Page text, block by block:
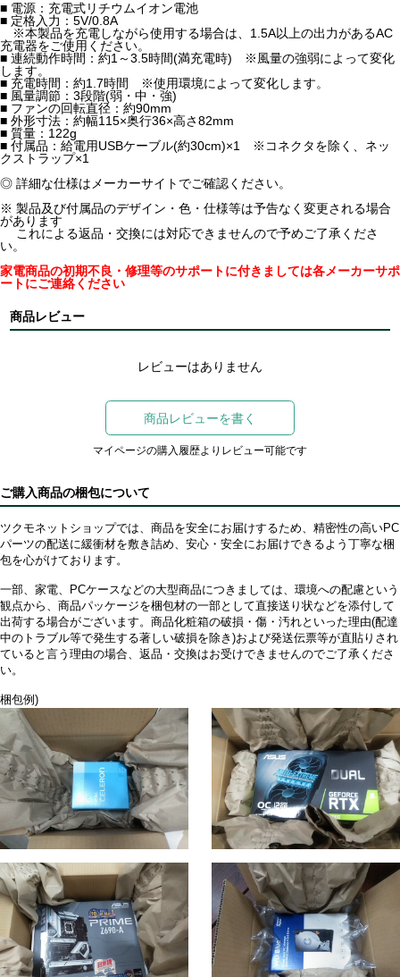
■ 電源：充電式リチウムイオン電池
■ 定格入力：5V/0.8A
※本製品を充電しながら使用する場合は、1.5A以上の出力があるAC
充電器をご使用ください。
■ 連続動作時間：約1～3.5時間(満充電時) ※風量の強弱によって変化
します。
■ 充電時間：約1.7時間 ※使用環境によって変化します。
■ 風量調節：3段階(弱・中・強)
■ ファンの回転直径：約90mm
■ 外形寸法：約幅115×奥行36×高さ82mm
■ 質量：122g
■ 付属品：給電用USBケーブル(約30cm)×1 ※コネクタを除く、ネッ
クストラップ×1
◎ 詳細な仕様はメーカーサイトでご確認ください。
※ 製品及び付属品のデザイン・色・仕様等は予告なく変更される場合
があります
これによる返品・交換には対応できませんので予めご了承くださ
い。
家電商品の初期不良・修理等のサポートに付きましては各メーカーサポ
ートにご連絡ください
商品レビュー
レビューはありません
商品レビューを書く
マイページの購入履歴よりレビュー可能です
ご購入商品の梱包について
ツクモネットショップでは、商品を安全にお届けするため、精密性の高いPC
パーツの配送に緩衝材を敷き詰め、安心・安全にお届けできるよう丁寧な梱
包を心がけております。
一部、家電、PCケースなどの大型商品につきましては、環境への配慮という
観点から、商品パッケージを梱包材の一部として直接送り状などを添付して
出荷する場合がございます。商品化粧箱の破損・傷・汚れといった理由(配達
中のトラブル等で発生する著しい破損を除き)および発送伝票等が直貼りされ
ていると言う理由の場合、返品・交換はお受けできませんのでご了承くださ
い。
梱包例)